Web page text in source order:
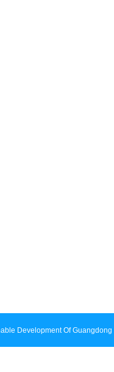
Development Of